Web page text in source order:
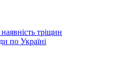
тріщин
по Україні